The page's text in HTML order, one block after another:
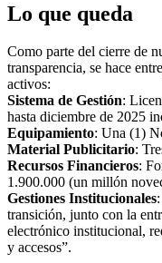
Lo que queda
Como parte del cierre de
transparencia, se hace
activos:
Sistema de Gestión:
hasta diciembre de 2025
Equipamiento: Una (1)
Material Publicitario:
Recursos Financieros:
1.900.000 (un millón
Gestiones Institucionales
transición, junto con la
electrónico institucional,
y accesos”.